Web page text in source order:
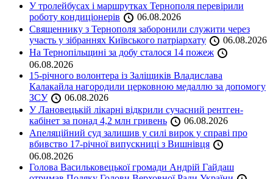
У тролейбусах і маршрутках Тернополя перевірили
роботу кондиціонерів
06.08.2026
Священнику з Тернополя заборонили служити через
участь у зібраннях Київського патріархату
06.08.2026
На Тернопільщині за добу сталося 14 пожеж
06.08.2026
15-річного волонтера із Заліщиків Владислава
Калакайла нагородили церковною медаллю за допомогу
ЗСУ
06.08.2026
У Лановецькій лікарні відкрили сучасний рентген-
кабінет за понад 4,2 млн гривень
06.08.2026
Апеляційний суд залишив у силі вирок у справі про
вбивство 17-річної випускниці з Вишнівця
06.08.2026
Голова Васильковецької громади Андрій Гайдаш